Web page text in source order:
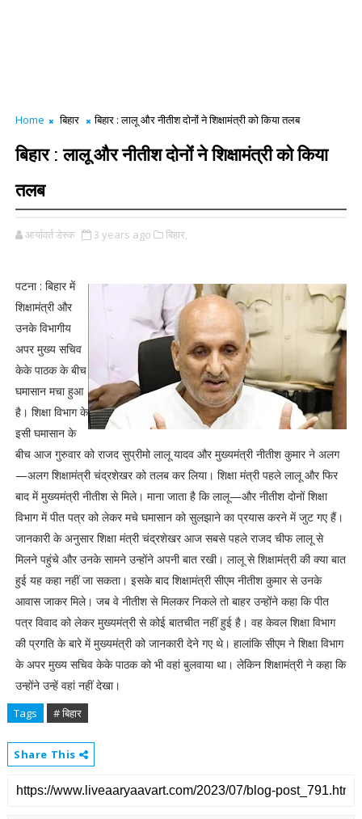
Home बिहार बिहार : लालू और नीतीश दोनोंं ने शिक्षामंत्री को किया तलब
बिहार : लालू और नीतीश दोनोंं ने शिक्षामंत्री को किया
तलब
आर्यावर्त डेस्क 3 years ago बिहार,
पटना : बिहार में
शिक्षामंत्री और
उनके विभागीय
अपर मुख्य सचिव
केके पाठक के बीच
घमासान मचा हुआ
है। शिक्षा विभाग के
इसी घमासान के
बीच आज गुरुवार को राजद सुप्रीमो लालू यादव और मुख्यमंत्री नीतीश कुमार ने अलग
—अलग शिक्षामंत्री चंद्रशेखर को तलब कर लिया। शिक्षा मंत्री पहले लालू और फिर
बाद में मुख्यमंत्री नीतीश से मिले। माना जाता है कि लालू—और नीतीश दोनों शिक्षा ​
विभाग में पीत पत्र को लेकर मचे घमासान को सुलझाने का प्रयास करने में जुट गए हैं।
जानकारी के अनुसार शिक्षा मंत्री चंद्रशेखर आज सबसे पहले राजद चीफ लालू से
मिलने पहुंचे और उनके सामने उन्होंने अपनी बात रखी। लालू से शिक्षामंत्री की क्या बात
हुई यह कहा नहीं जा सकता। इसके बाद शिक्षामंत्री सीएम नीतीश कुमार से उनके
आवास जाकर मिले। जब वे नीतीश से मिलकर निकले तो बाहर उन्होंने कहा कि पीत
पत्र विवाद को लेकर मुख्यमंत्री से कोई बातचीत नहीं हुई है। वह केवल शिक्षा विभाग
की प्रगति के बारे में मुख्यमंत्री को जानकारी देने गए थे। हालांकि सीएम ने शिक्षा विभाग
के अपर मुख्य सचिव केके पाठक को भी वहां बुलवाया था। लेकिन शिक्षामंत्री ने कहा कि
उन्होंने उन्हें वहां नहीं देखा।
Tags # बिहार
Share This